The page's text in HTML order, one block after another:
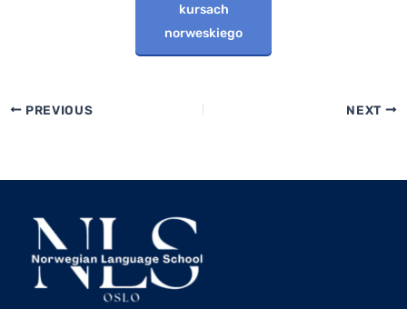
kursach
norweskiego
PREVIOUS NEXT